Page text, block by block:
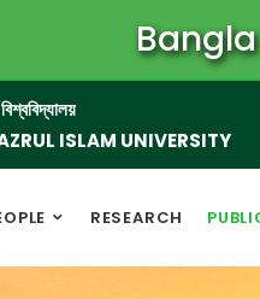
ISLAM UNIVERSITY
RESEARCH